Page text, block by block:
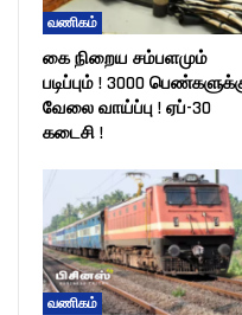
வணிகம்
கை நிறைய சம்பளமும்
படிப்பும் ! 3000
வேலை வாய்ப்பு ! ஏப்-30
கடைசி !
வணிகம்